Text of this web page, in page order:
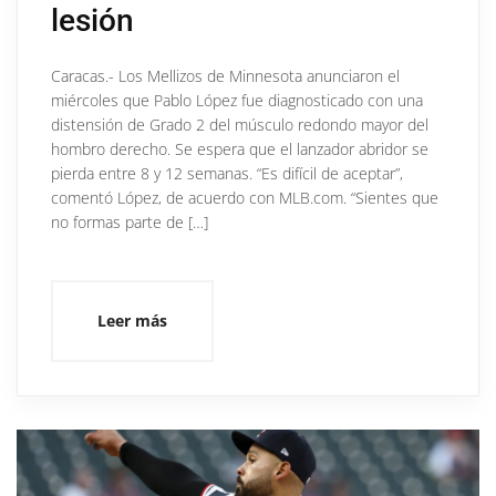
lesión
Caracas.- Los Mellizos de Minnesota anunciaron el
miércoles que Pablo López fue diagnosticado con una
distensión de Grado 2 del músculo redondo mayor del
hombro derecho. Se espera que el lanzador abridor se
pierda entre 8 y 12 semanas. “Es difícil de aceptar”,
comentó López, de acuerdo con MLB.com. “Sientes que
no formas parte de […]
Leer más